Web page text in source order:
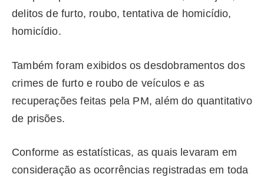
delitos de furto, roubo, tentativa de homicídio,
homicídio.
Também foram exibidos os desdobramentos dos
crimes de furto e roubo de veículos e as
recuperações feitas pela PM, além do quantitativo
de prisões.
Conforme as estatísticas, as quais levaram em
consideração as ocorrências registradas em toda